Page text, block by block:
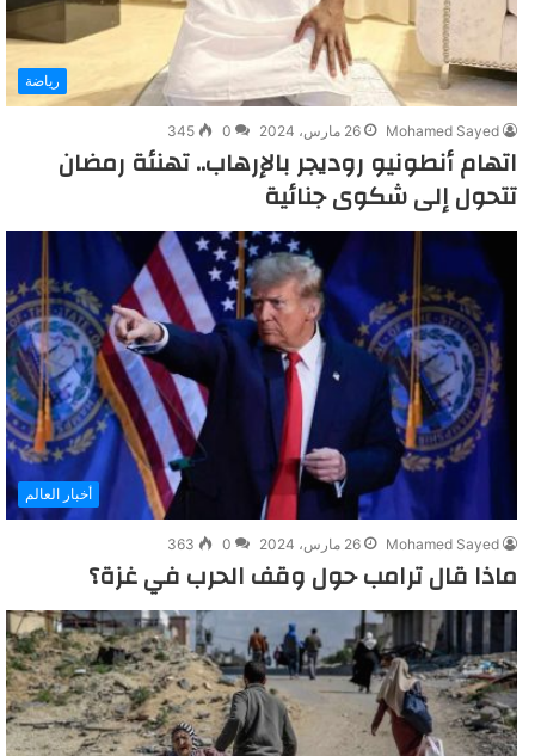
رياضة
Mohamed Sayed 26 مارس، 2024 0
345
اتهام أنطونيو روديجر بالإرهاب.. تهنئة رمضان
تتحول إلى شكوى جنائية
أخبار العالم
Mohamed Sayed 26 مارس، 2024 0
363
ماذا قال ترامب حول وقف الحرب في غزة؟